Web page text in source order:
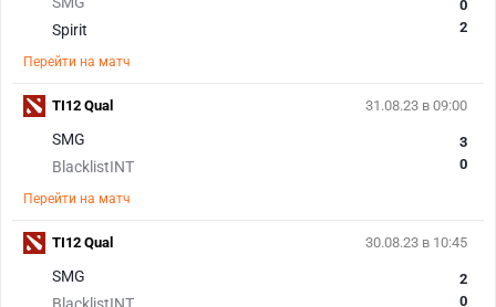
Spirit
0
2
Перейти на матч
31.08.23 в 09:00
SMG
BlacklistINT
3
0
Перейти на матч
TI12 Qual
30.08.23 в 10:45
SMG
2
0
TI12 Qual